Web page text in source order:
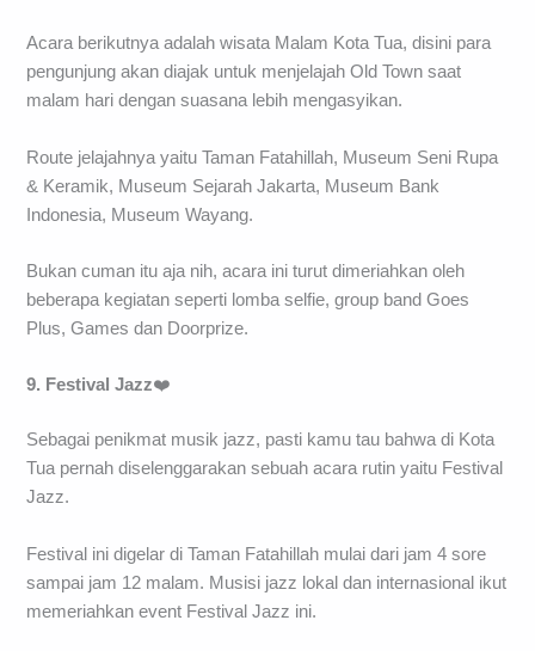
Acara berikutnya adalah wisata Malam Kota Tua, disini para
pengunjung akan diajak untuk menjelajah Old Town saat
malam hari dengan suasana lebih mengasyikan.
Route jelajahnya yaitu Taman Fatahillah, Museum Seni Rupa
& Keramik, Museum Sejarah Jakarta, Museum Bank
Indonesia, Museum Wayang.
Bukan cuman itu aja nih, acara ini turut dimeriahkan oleh
beberapa kegiatan seperti lomba selfie, group band Goes
Plus, Games dan Doorprize.
9. Festival Jazz❤️
Sebagai penikmat musik jazz, pasti kamu tau bahwa di Kota
Tua pernah diselenggarakan sebuah acara rutin yaitu Festival
Jazz.
Festival ini digelar di Taman Fatahillah mulai dari jam 4 sore
sampai jam 12 malam. Musisi jazz lokal dan internasional ikut
memeriahkan event Festival Jazz ini.